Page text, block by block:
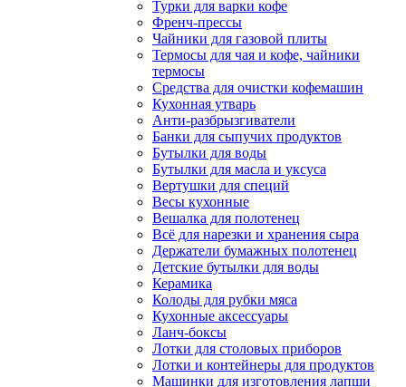
Турки для варки кофе
Френч-прессы
Чайники для газовой плиты
Термосы для чая и кофе, чайники
термосы
Средства для очистки кофемашин
Кухонная утварь
Анти-разбрызгиватели
Банки для сыпучих продуктов
Бутылки для воды
Бутылки для масла и уксуса
Вертушки для специй
Весы кухонные
Вешалка для полотенец
Всё для нарезки и хранения сыра
Держатели бумажных полотенец
Детские бутылки для воды
Керамика
Колоды для рубки мяса
Кухонные аксессуары
Ланч-боксы
Лотки для столовых приборов
Лотки и контейнеры для продуктов
Машинки для изготовления лапши